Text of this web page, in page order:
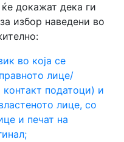
докажат дека ги
избор наведени во
во која се
лице/
податоци) и
лице, со
и печат на